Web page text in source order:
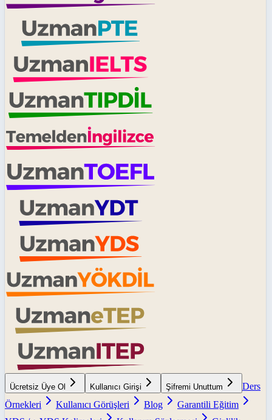
Ücretsiz Üye Ol Kullanıcı Girişi Şifremi Unuttum
Ders
Örnekleri
Kullanıcı Görüşleri Blog
Garantili Eğitim